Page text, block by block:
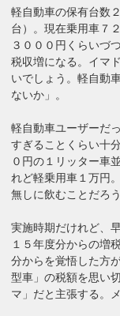
軽自動車の保有台数
台）。現在乗用車７
３０００円くらいづ
税収増になる。イマ
いでしょう。軽自動
ないか」。
軽自動車ユーザーだ
すぎることくらい十
０円の１リッター車
れど軽乗用車１万円
無しに飲むことだろ
実施時期だけれど、
１５年度分からの増
分からを覚悟した方
型車」の税額を思い
マ」だと主張する。